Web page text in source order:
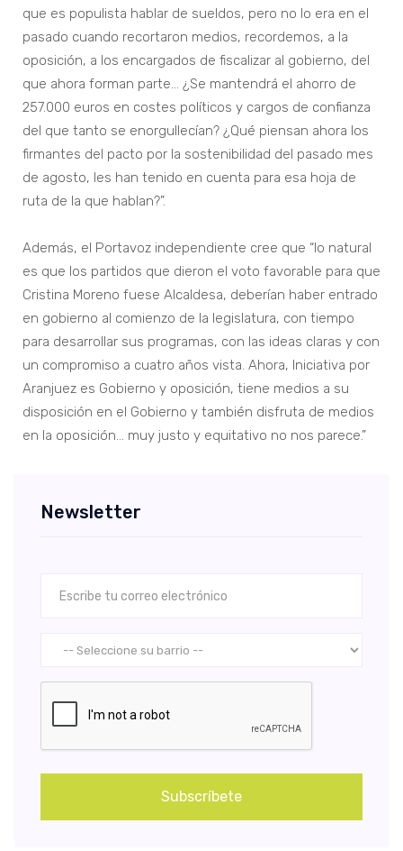
que es populista hablar de sueldos, pero no lo era en el
pasado cuando recortaron medios, recordemos, a la
oposición, a los encargados de fiscalizar al gobierno, del
que ahora forman parte… ¿Se mantendrá el ahorro de
257.000 euros en costes políticos y cargos de confianza
del que tanto se enorgullecían? ¿Qué piensan ahora los
firmantes del pacto por la sostenibilidad del pasado mes
de agosto, les han tenido en cuenta para esa hoja de
ruta de la que hablan?”.
Además, el Portavoz independiente cree que “lo natural
es que los partidos que dieron el voto favorable para que
Cristina Moreno fuese Alcaldesa, deberían haber entrado
en gobierno al comienzo de la legislatura, con tiempo
para desarrollar sus programas, con las ideas claras y con
un compromiso a cuatro años vista. Ahora, Iniciativa por
Aranjuez es Gobierno y oposición, tiene medios a su
disposición en el Gobierno y también disfruta de medios
en la oposición… muy justo y equitativo no nos parece.”
Newsletter
Subscríbete